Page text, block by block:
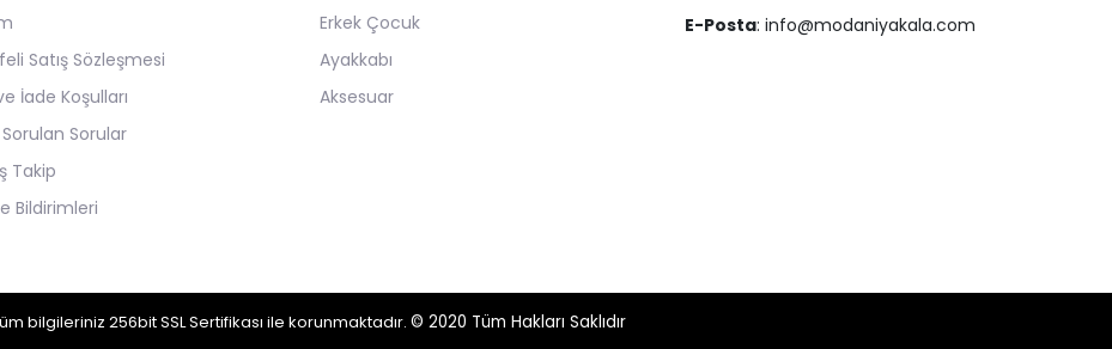
Satış Sözleşmesi
İade Koşulları
Sorulan Sorular
Takip
Bildirimleri
Erkek Çocuk
Ayakkabı
Aksesuar
E-Posta: info@modaniyakala.com
bilgileriniz 256bit SSL Sertifikası ile korunmaktadır. © 2020 Tüm Hakları Saklıdır